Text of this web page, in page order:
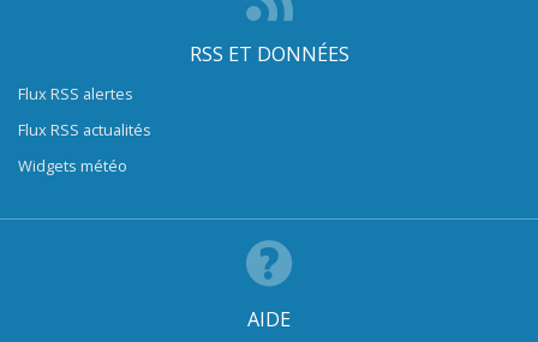
RSS ET DONNÉES
Flux RSS alertes
Flux RSS actualités
Widgets météo
AIDE